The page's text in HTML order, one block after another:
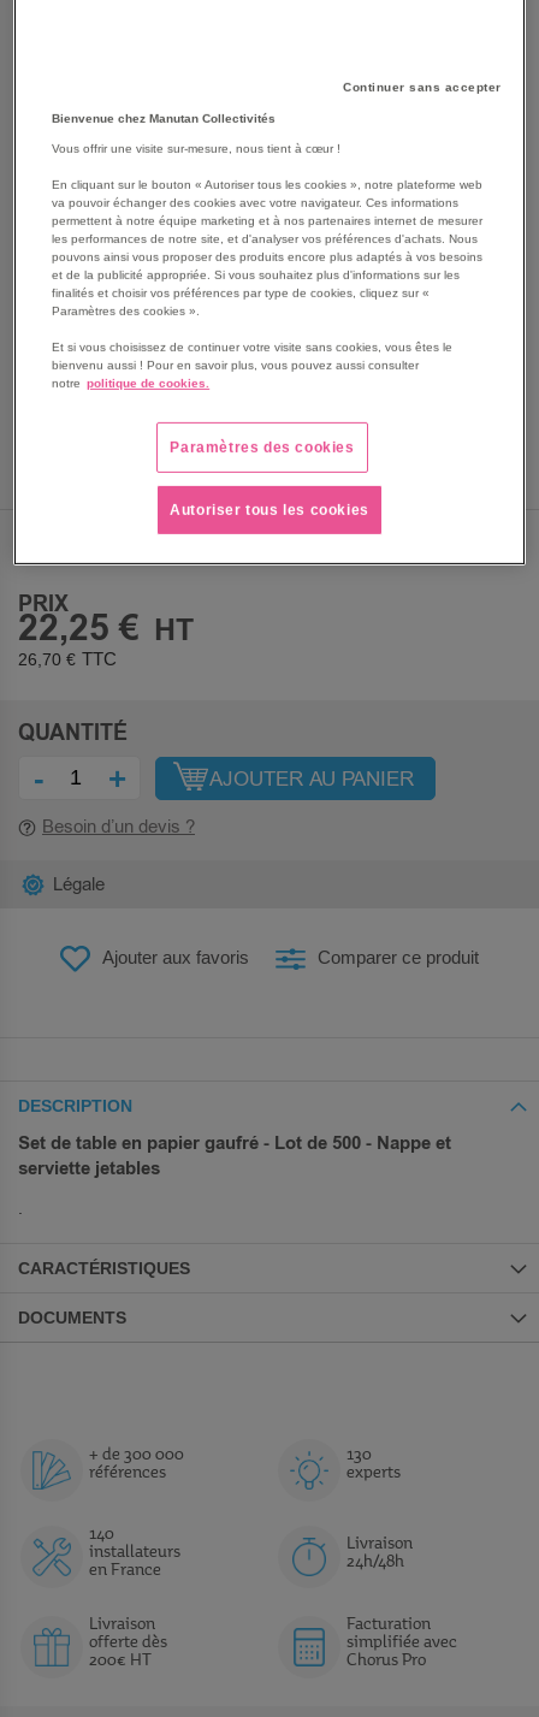
SKIP
BEGINNING
IMAGES
GALLERY
Les avantages
Carton de 500 sets de table en papier gaufré.
Set de table pratique.
Format prédécoupé.
Voir le descriptif complet
PRIX
22,25 €
26,70 €
QUANTITÉ
- + AJOUTER AU PANIER
Besoin d’un devis ?
Ajouter aux favoris Comparer ce produit
Légale
DESCRIPTION
Set de table en papier gaufré - Lot de 500 - Nappe et
serviette jetables
CARACTÉRISTIQUES
DOCUMENTS
+ de 300 000
références
130
experts
140
installateurs
en France
Livraison
24h/48h
Livraison
offerte dès
200€ HT
Facturation
simplifiée avec
Chorus Pro
Continuer sans accepter
Bienvenue chez Manutan Collectivités
Vous offrir une visite sur-mesure, nous tient à cœur !
En cliquant sur le bouton « Autoriser tous les cookies », notre plateforme web
va pouvoir échanger des cookies avec votre navigateur. Ces informations
permettent à notre équipe marketing et à nos partenaires internet de mesurer
les performances de notre site, et d'analyser vos préférences d'achats. Nous
pouvons ainsi vous proposer des produits encore plus adaptés à vos besoins
et de la publicité appropriée. Si vous souhaitez plus d'informations sur les
finalités et choisir vos préférences par type de cookies, cliquez sur «
Paramètres des cookies ».
Et si vous choisissez de continuer votre visite sans cookies, vous êtes le
bienvenu aussi ! Pour en savoir plus, vous pouvez aussi consulter
notre politique de cookies.
Paramètres des cookies
Autoriser tous les cookies